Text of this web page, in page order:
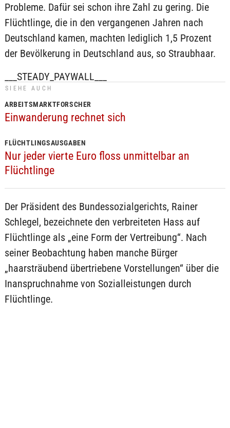
Probleme. Dafür sei schon ihre Zahl zu gering. Die
Flüchtlinge, die in den vergangenen Jahren nach
Deutschland kamen, machten lediglich 1,5 Prozent
der Bevölkerung in Deutschland aus, so Straubhaar.
___STEADY_PAYWALL___
SIEHE AUCH
ARBEITSMARKTFORSCHER
Einwanderung rechnet sich
FLÜCHTLINGSAUSGABEN
Nur jeder vierte Euro floss unmittelbar an
Flüchtlinge
Der Präsident des Bundessozialgerichts, Rainer
Schlegel, bezeichnete den verbreiteten Hass auf
Flüchtlinge als „eine Form der Vertreibung“. Nach
seiner Beobachtung haben manche Bürger
„haarsträubend übertriebene Vorstellungen“ über die
Inanspruchnahme von Sozialleistungen durch
Flüchtlinge.